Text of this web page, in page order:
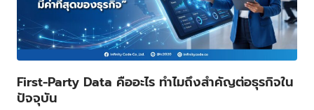
First-Party Data คืออะไร ทำไมถึงสำคัญต่อธุรกิจใน
ปัจจุบัน